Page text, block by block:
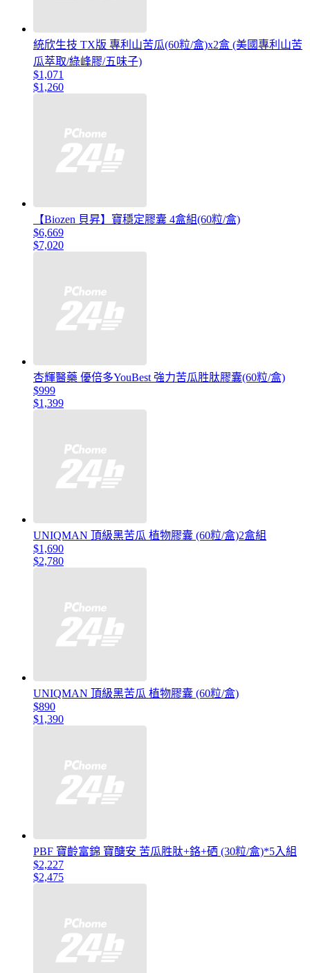
統欣生技 TX版 專利山苦瓜(60粒/盒)x2盒 (美國專利山苦
瓜萃取/綠峰膠/五味子)
$1,071
$1,260
【Biozen 貝昇】寶穩定膠囊 4盒組(60粒/盒)
$6,669
$7,020
杏輝醫藥 優倍多YouBest 強力苦瓜胜肽膠囊(60粒/盒)
$999
$1,399
UNIQMAN 頂級黑苦瓜 植物膠囊 (60粒/盒)2盒組
$1,690
$2,780
UNIQMAN 頂級黑苦瓜 植物膠囊 (60粒/盒)
$890
$1,390
PBF 寶齡富錦 寶醣安 苦瓜胜肽+鉻+硒 (30粒/盒)*5入組
$2,227
$2,475